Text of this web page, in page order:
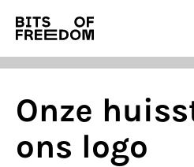
Search
for:
Onze
ons logo